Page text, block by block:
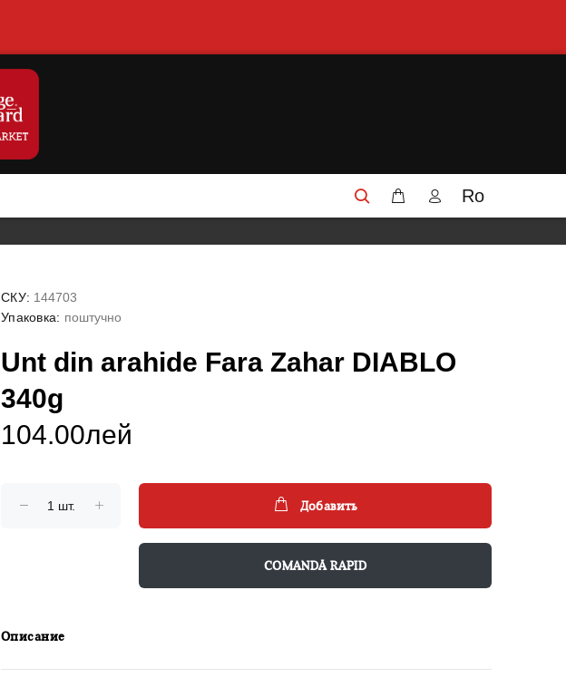
Ro
СКУ: 144703
Упаковка: поштучно
Unt din arahide Fara Zahar DIABLO
340g
104.00лей
Добавить
COMANDĂ RAPID
Описание